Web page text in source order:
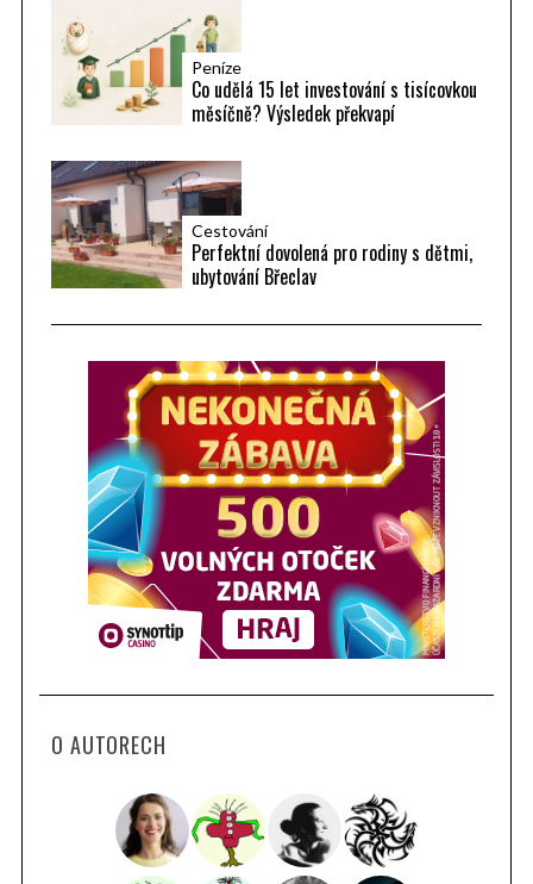
Peníze
Co udělá 15 let investování s tisícovkou
měsíčně? Výsledek překvapí
Cestování
Perfektní dovolená pro rodiny s dětmi,
ubytování Břeclav
O AUTORECH